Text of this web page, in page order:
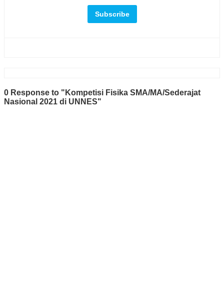
0 Response to "Kompetisi Fisika SMA/MA/Sederajat
Nasional 2021 di UNNES"